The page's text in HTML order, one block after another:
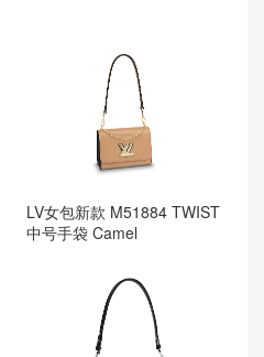
LV女包新款 M51884 TWIST
中号手袋 Camel